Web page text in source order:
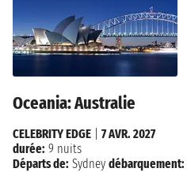
Oceania: Australie
CELEBRITY EDGE
7 AVR. 2027
durée: 9 nuits
Départs de: Sydney débarquement: